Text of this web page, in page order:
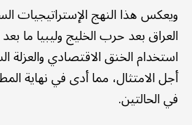
ويعكس هذا النهج الإستراتيجيات
العراق بعد حرب الخليج وليبيا ما
استخدام الخنق الاقتصادي
أجل الامتثال، مما أدى في نهاية
في الحالتين.